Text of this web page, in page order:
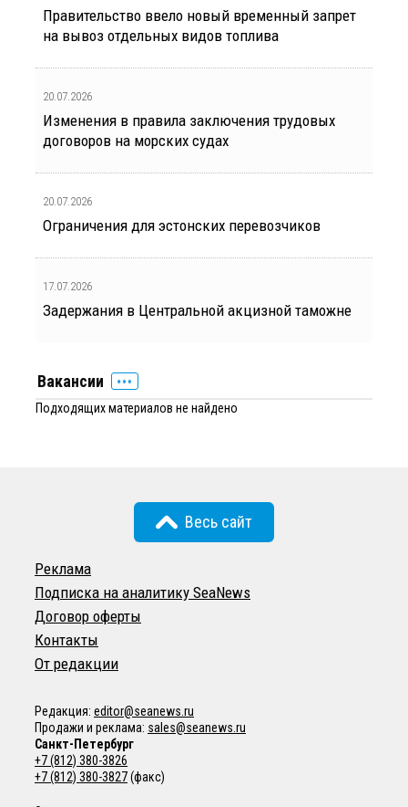
Правительство ввело новый временный запрет
на вывоз отдельных видов топлива
20.07.2026
Изменения в правила заключения трудовых
договоров на морских судах
20.07.2026
Ограничения для эстонских перевозчиков
17.07.2026
Задержания в Центральной акцизной таможне
Вакансии
Подходящих материалов не найдено
Весь сайт
Реклама
Подписка на аналитику SeaNews
Договор оферты
Контакты
От редакции
Редакция: editor@seanews.ru
Продажи и реклама: sales@seanews.ru
Санкт-Петербург
+7 (812) 380-3826
+7 (812) 380-3827(факс)